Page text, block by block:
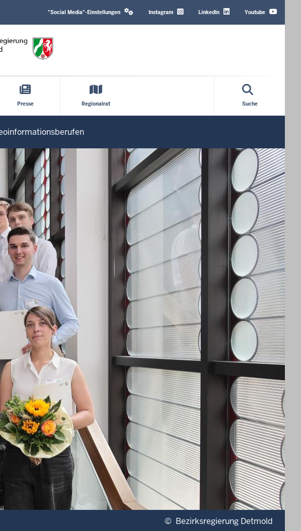
Media
"Social Media"-Einstellungen
TopInstagram LinkedIn Youtube
Presse Regionalrat Suche
© Bezirksregierung Detmold